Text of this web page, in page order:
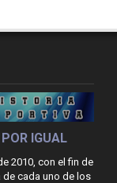
IGUAL
2010, con el fin de
de cada uno de los